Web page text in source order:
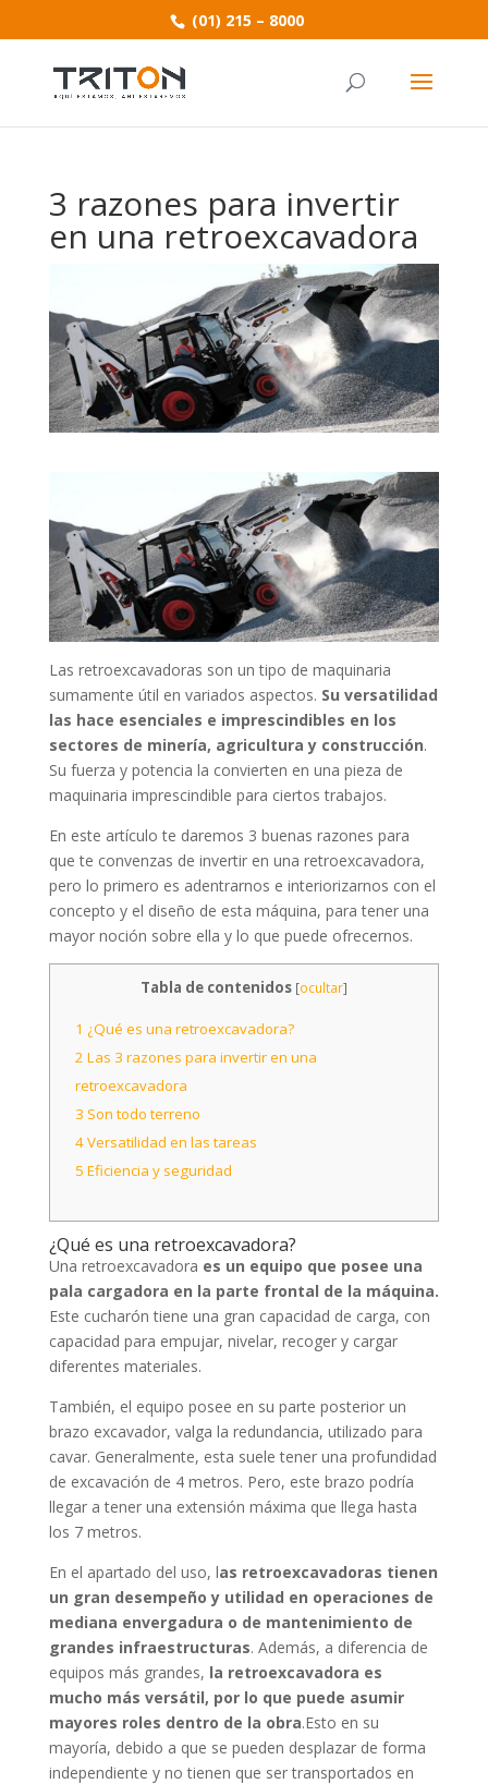
(01) 215 – 8000
3 razones para invertir
en una retroexcavadora
Las retroexcavadoras son un tipo de maquinaria
sumamente útil en variados aspectos. Su versatilidad
las hace esenciales e imprescindibles en los
sectores de minería, agricultura y construcción.
Su fuerza y potencia la convierten en una pieza de
maquinaria imprescindible para ciertos trabajos.
En este artículo te daremos 3 buenas razones para
que te convenzas de invertir en una retroexcavadora,
pero lo primero es adentrarnos e interiorizarnos con el
concepto y el diseño de esta máquina, para tener una
mayor noción sobre ella y lo que puede ofrecernos.
Tabla de contenidos [ocultar]
1 ¿Qué es una retroexcavadora?
2 Las 3 razones para invertir en una
retroexcavadora
3 Son todo terreno
4Versatilidad en las tareas
5 Eficiencia y seguridad
¿Qué es una retroexcavadora?
Una retroexcavadora es un equipo que posee una
pala cargadora en la parte frontal de la máquina.
Este cucharón tiene una gran capacidad de carga, con
capacidad para empujar, nivelar, recoger y cargar
diferentes materiales.
También, el equipo posee en su parte posterior un
brazo excavador, valga la redundancia, utilizado para
cavar. Generalmente, esta suele tener una profundidad
de excavación de 4 metros. Pero, este brazo podría
llegar a tener una extensión máxima que llega hasta
los 7 metros.
En el apartado del uso, las retroexcavadoras tienen
un gran desempeño y utilidad en operaciones de
mediana envergadura o de mantenimiento de
grandes infraestructuras. Además, a diferencia de
equipos más grandes, la retroexcavadora es
mucho más versátil, por lo que puede asumir
mayores roles dentro de la obra.Esto en su
mayoría, debido a que se pueden desplazar de forma
independiente y no tienen que ser transportados en